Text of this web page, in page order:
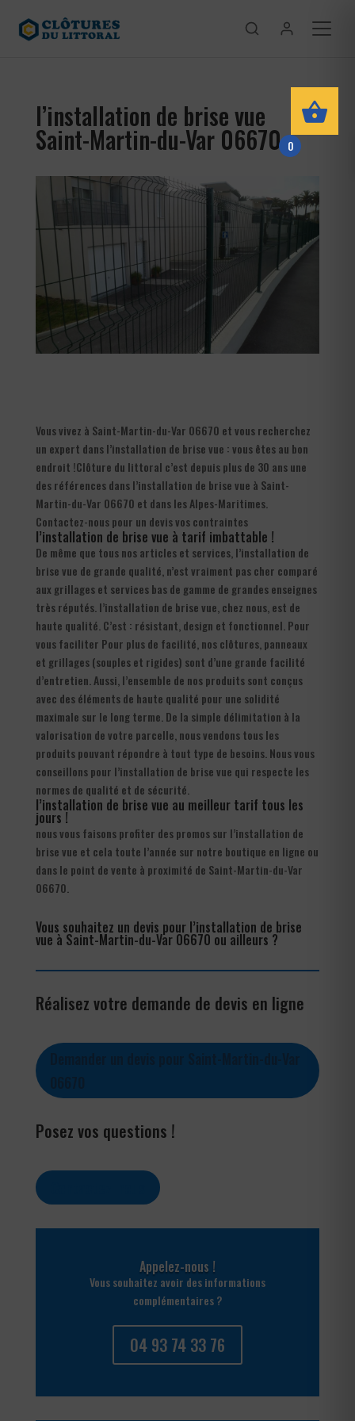
l’installation de brise vue
Saint-Martin-du-Var 06670
Vous vivez à Saint-Martin-du-Var 06670 et vous recherchez
un expert dans l’installation de brise vue : vous êtes au bon
endroit !Clôture du littoral c’est depuis plus de 30 ans une
des références dans l’installation de brise vue à Saint-
Martin-du-Var 06670 et dans les Alpes-Maritimes.
Contactez-nous pour un devis vos contraintes
l’installation de brise vue à tarif imbattable !
De même que tous nos articles et services, l’installation de
brise vue de grande qualité, n’est vraiment pas cher comparé
aux grillages et services bas de gamme de grandes enseignes
très réputés. l’installation de brise vue, chez nous, est de
haute qualité. C’est : résistant, design et fonctionnel. Pour
vous faciliter Pour plus de facilité, nos clôtures, panneaux
et grillages (souples et rigides) sont d’une grande facilité
d’entretien. Aussi, l’ensemble de nos produits sont conçus
avec des éléments de haute qualité pour une solidité
maximale sur le long terme. De la simple délimitation à la
valorisation de votre parcelle, nous vendons tous les
produits pouvant répondre à tout type de besoins. Nous vous
conseillons pour l’installation de brise vue qui respecte les
normes de qualité et de sécurité.
l’installation de brise vue au meilleur tarif tous les
jours !
nous vous faisons profiter des promos sur l’installation de
brise vue et cela toute l’année sur notre boutique en ligne ou
dans le point de vente à proximité de Saint-Martin-du-Var
06670.
Vous souhaitez un devis pour l’installation de brise
vue à Saint-Martin-du-Var 06670 ou ailleurs ?
Réalisez votre demande de devis en ligne
Posez vos questions !
Appelez-nous !
Vous souhaitez avoir des informations
complémentaires ?
04 93 74 33 76
0